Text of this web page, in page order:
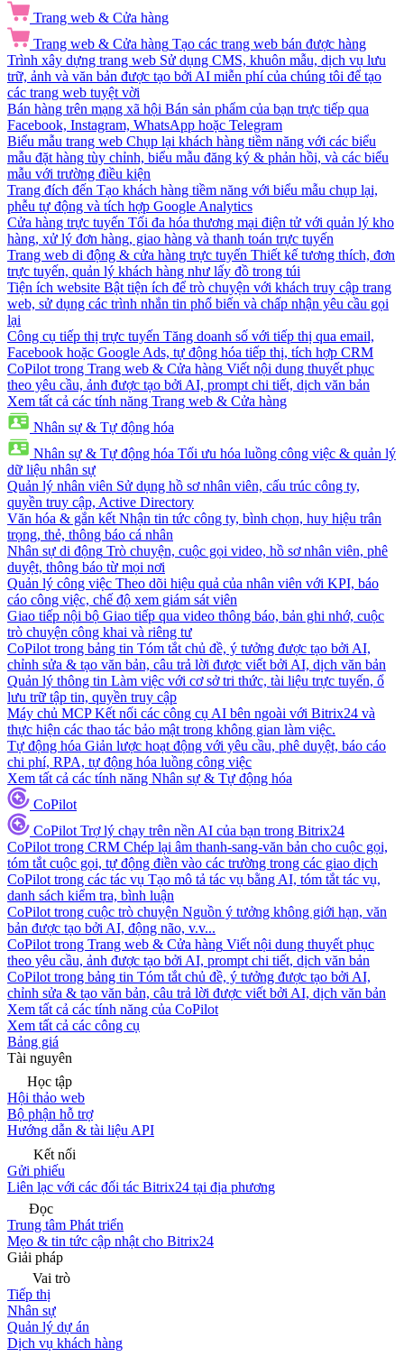
Trang web & Cửa hàng
Trang web & Cửa hàng Tạo các trang web bán được hàng
Trình xây dựng trang web Sử dụng CMS, khuôn mẫu, dịch vụ lưu
trữ, ảnh và văn bản được tạo bởi AI miễn phí của chúng tôi để tạo
các trang web tuyệt vời
Bán hàng trên mạng xã hội Bán sản phẩm của bạn trực tiếp qua
Facebook, Instagram, WhatsApp hoặc Telegram
Biểu mẫu trang web Chụp lại khách hàng tiềm năng với các biểu
mẫu đặt hàng tùy chỉnh, biểu mẫu đăng ký & phản hồi, và các biểu
mẫu với trường điều kiện
Trang đích đến Tạo khách hàng tiềm năng với biểu mẫu chụp lại,
phễu tự động và tích hợp Google Analytics
Cửa hàng trực tuyến Tối đa hóa thương mại điện tử với quản lý kho
hàng, xử lý đơn hàng, giao hàng và thanh toán trực tuyến
Trang web di động & cửa hàng trực tuyến Thiết kế tương thích, đơn
trực tuyến, quản lý khách hàng như lấy đồ trong túi
Tiện ích website Bật tiện ích để trò chuyện với khách truy cập trang
web, sử dụng các trình nhắn tin phổ biến và chấp nhận yêu cầu gọi
lại
Công cụ tiếp thị trực tuyến Tăng doanh số với tiếp thị qua email,
Facebook hoặc Google Ads, tự động hóa tiếp thị, tích hợp CRM
CoPilot trong Trang web & Cửa hàng Viết nội dung thuyết phục
theo yêu cầu, ảnh được tạo bởi AI, prompt chi tiết, dịch văn bản
Xem tất cả các tính năng Trang web & Cửa hàng
Nhân sự & Tự động hóa
Nhân sự & Tự động hóa Tối ưu hóa luồng công việc & quản lý
dữ liệu nhân sự
Quản lý nhân viên Sử dụng hồ sơ nhân viên, cấu trúc công ty,
quyền truy cập, Active Directory
Văn hóa & gắn kết Nhận tin tức công ty, bình chọn, huy hiệu trân
trọng, thẻ, thông báo cá nhân
Nhân sự di động Trò chuyện, cuộc gọi video, hồ sơ nhân viên, phê
duyệt, thông báo từ mọi nơi
Quản lý công việc Theo dõi hiệu quả của nhân viên với KPI, báo
cáo công việc, chế độ xem giám sát viên
Giao tiếp nội bộ Giao tiếp qua video thông báo, bản ghi nhớ, cuộc
trò chuyện công khai và riêng tư
CoPilot trong bảng tin Tóm tắt chủ đề, ý tưởng được tạo bởi AI,
chỉnh sửa & tạo văn bản, câu trả lời được viết bởi AI, dịch văn bản
Quản lý thông tin Làm việc với cơ sở tri thức, tài liệu trực tuyến, ổ
lưu trữ tập tin, quyền truy cập
Máy chủ MCP Kết nối các công cụ AI bên ngoài với Bitrix24 và
thực hiện các thao tác bảo mật trong không gian làm việc.
Tự động hóa Giản lược hoạt động với yêu cầu, phê duyệt, báo cáo
chi phí, RPA, tự động hóa luồng công việc
Xem tất cả các tính năng Nhân sự & Tự động hóa
CoPilot
CoPilot Trợ lý chạy trên nền AI của bạn trong Bitrix24
CoPilot trong CRM Chép lại âm thanh-sang-văn bản cho cuộc gọi,
tóm tắt cuộc gọi, tự động điền vào các trường trong các giao dịch
CoPilot trong các tác vụ Tạo mô tả tác vụ bằng AI, tóm tắt tác vụ,
danh sách kiểm tra, bình luận
CoPilot trong cuộc trò chuyện Nguồn ý tưởng không giới hạn, văn
bản được tạo bởi AI, động não, v.v...
CoPilot trong Trang web & Cửa hàng Viết nội dung thuyết phục
theo yêu cầu, ảnh được tạo bởi AI, prompt chi tiết, dịch văn bản
CoPilot trong bảng tin Tóm tắt chủ đề, ý tưởng được tạo bởi AI,
chỉnh sửa & tạo văn bản, câu trả lời được viết bởi AI, dịch văn bản
Xem tất cả các tính năng của CoPilot
Xem tất cả các công cụ
Bảng giá
Tài nguyên
Học tập
Hội thảo web
Bộ phận hỗ trợ
Hướng dẫn & tài liệu API
Kết nối
Gửi phiếu
Liên lạc với các đối tác Bitrix24 tại địa phương
Đọc
Trung tâm Phát triển
Mẹo & tin tức cập nhật cho Bitrix24
Giải pháp
Vai trò
Tiếp thị
Nhân sự
Quản lý dự án
Dịch vụ khách hàng